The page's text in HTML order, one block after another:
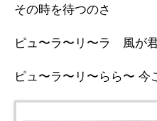
その時を待つのさ
ピュ〜ラ〜リ〜ラ 風が
ピュ〜ラ〜リ〜らら〜 今